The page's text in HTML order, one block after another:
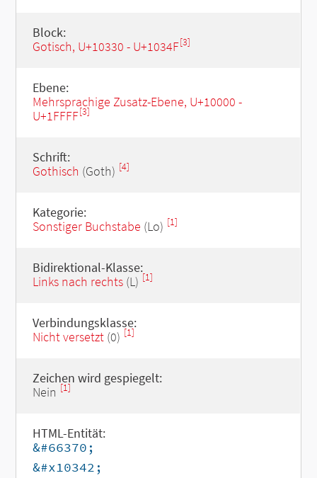
Block:
Gotisch, U+10330 - U+1034F[3]
Ebene:
Mehrsprachige Zusatz-Ebene, U+10000 -
U+1FFFF[3]
Schrift:
Gothisch (Goth) [4]
Kategorie:
Sonstiger Buchstabe (Lo) [1]
Bidirektional-Klasse:
Links nach rechts(L) [1]
Verbindungsklasse:
Nicht versetzt(0) [1]
Zeichen wird gespiegelt:
Nein [1]
HTML-Entität:
&#66370;
&#x10342;